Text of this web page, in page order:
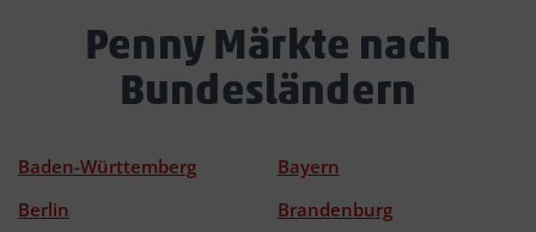
Penny Märkte nach
Bundesländern
Baden-Württemberg
Bayern
Berlin
Brandenburg